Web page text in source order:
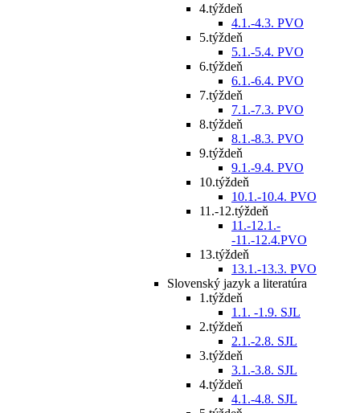
4.týždeň
4.1.-4.3. PVO
5.týždeň
5.1.-5.4. PVO
6.týždeň
6.1.-6.4. PVO
7.týždeň
7.1.-7.3. PVO
8.týždeň
8.1.-8.3. PVO
9.týždeň
9.1.-9.4. PVO
10.týždeň
10.1.-10.4. PVO
11.-12.týždeň
11.-12.1.-
-11.-12.4.PVO
13.týždeň
13.1.-13.3. PVO
Slovenský jazyk a literatúra
1.týždeň
1.1. -1.9. SJL
2.týždeň
2.1.-2.8. SJL
3.týždeň
3.1.-3.8. SJL
4.týždeň
4.1.-4.8. SJL